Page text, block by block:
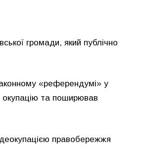
громади, який публічно
«референдумі» у
окупацію та поширював
правобережжя